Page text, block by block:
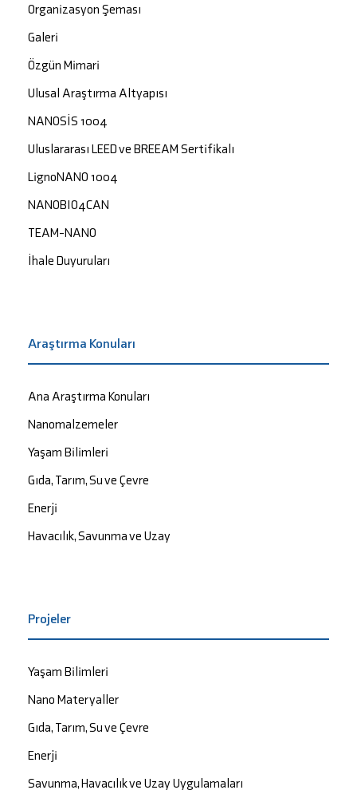
Organizasyon Şeması
Galeri
Özgün Mimari
Ulusal Araştırma Altyapısı
NANOSİS 1004
Uluslararası LEED ve BREEAM Sertifikalı
LignoNANO 1004
NANOBIO4CAN
TEAM-NANO
İhale Duyuruları
Araştırma Konuları
Ana Araştırma Konuları
Nanomalzemeler
Yaşam Bilimleri
Gıda, Tarım, Su ve Çevre
Enerji
Havacılık, Savunma ve Uzay
Projeler
Yaşam Bilimleri
Nano Materyaller
Gıda, Tarım, Su ve Çevre
Enerji
Savunma, Havacılık ve Uzay Uygulamaları